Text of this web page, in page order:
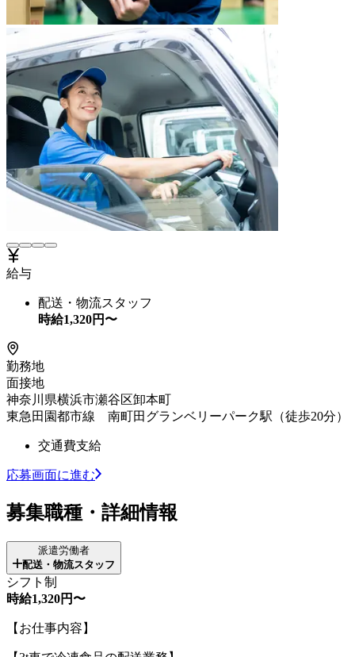
給与
配送・物流スタッフ
時給1,320円〜
勤務地
面接地
神奈川県横浜市瀬谷区卸本町
東急田園都市線 南町田グランベリーパーク駅（徒歩20分）
交通費支給
応募画面に進む
募集職種・詳細情報
派遣労働者
配送・物流スタッフ
シフト制
時給1,320円〜
【お仕事内容】